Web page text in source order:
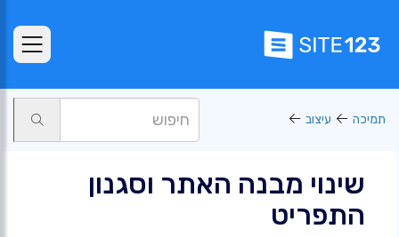
תמיכה עיצוב
שינוי מבנה האתר וסגנון
התפריט